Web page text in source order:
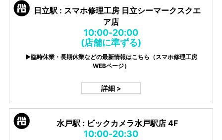
日立駅 : スマホ修理工房 日立シーマークスクエ
ア店
10:00-20:00
(店舗に準ずる)
▶臨時休業・長期休業などの最新情報はこちら（スマホ修理工房
WEBページ）
詳細 >
水戸駅 : ビックカメラ水戸駅店 4F
10:00-20:30